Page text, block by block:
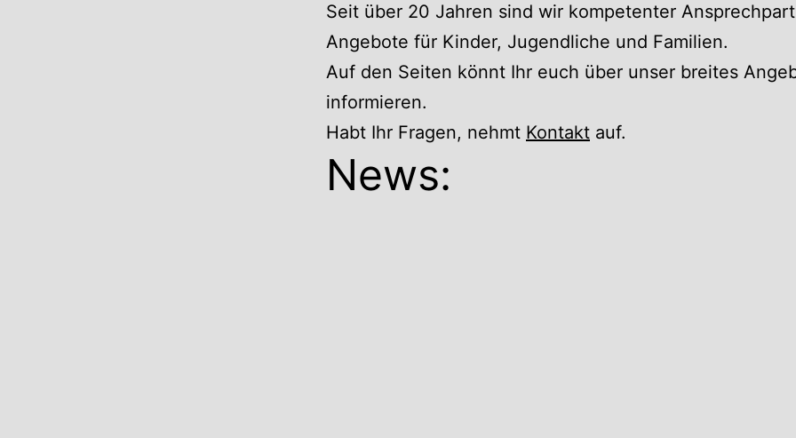
Seit über 20 Jahren sind wir kompetenter
Angebote für Kinder, Jugendliche und Familien.
Auf den Seiten könnt Ihr euch über unser breites
informieren.
Habt Ihr Fragen, nehmt Kontakt auf.
News: